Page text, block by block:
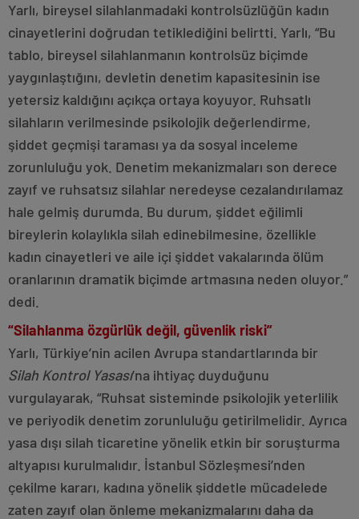
Yarlı, bireysel silahlanmadaki kontrolsüzlüğün kadın
cinayetlerini doğrudan tetiklediğini belirtti. Yarlı, “Bu
tablo, bireysel silahlanmanın kontrolsüz biçimde
yaygınlaştığını, devletin denetim kapasitesinin ise
yetersiz kaldığını açıkça ortaya koyuyor. Ruhsatlı
silahların verilmesinde psikolojik değerlendirme,
şiddet geçmişi taraması ya da sosyal inceleme
zorunluluğu yok. Denetim mekanizmaları son derece
zayıf ve ruhsatsız silahlar neredeyse cezalandırılamaz
hale gelmiş durumda. Bu durum, şiddet eğilimli
bireylerin kolaylıkla silah edinebilmesine, özellikle
kadın cinayetleri ve aile içi şiddet vakalarında ölüm
oranlarının dramatik biçimde artmasına neden oluyor.”
dedi.
“Silahlanma özgürlük değil, güvenlik riski”
Yarlı, Türkiye’nin acilen Avrupa standartlarında bir
Silah Kontrol Yasası’na ihtiyaç duyduğunu
vurgulayarak, “Ruhsat sisteminde psikolojik yeterlilik
ve periyodik denetim zorunluluğu getirilmelidir. Ayrıca
yasa dışı silah ticaretine yönelik etkin bir soruşturma
altyapısı kurulmalıdır. İstanbul Sözleşmesi’nden
çekilme kararı, kadına yönelik şiddetle mücadelede
zaten zayıf olan önleme mekanizmalarını daha da